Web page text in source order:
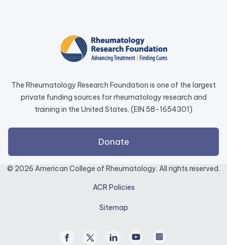
a
new
tab.
The Rheumatology Research Foundation is one of the largest
private funding sources for rheumatology research and
training in the United States. (EIN 58-1654301)
Donateexternal
link
opens
a
© 2026 American College of Rheumatology. All rights reserved.
ACR Policies
Sitemap
FacebookTwitter
Linked
In
YoutubeInstagram